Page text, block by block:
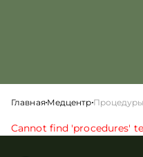
ГлавнаяМедцентрПроцедуры
Cannot find 'procedures'